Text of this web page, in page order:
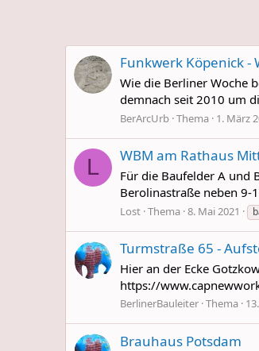
Funkwerk Köpenick -
Wie die Berliner Woche
demnach seit 2010 um
BerArcUrb Thema 1. März
L WBM am Rathaus
Für die Baufelder A und
Berolinastraße neben 9-
Lost Thema 8. Mai 2021
Turmstraße 65 -
Hier an der Ecke
https://
BerlinerBauleiter Thema
Brauhaus Potsdam